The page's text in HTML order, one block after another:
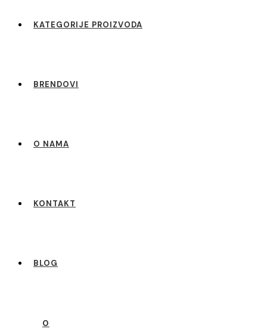
KATEGORIJE PROIZVODA
BRENDOVI
O NAMA
KONTAKT
BLOG
0